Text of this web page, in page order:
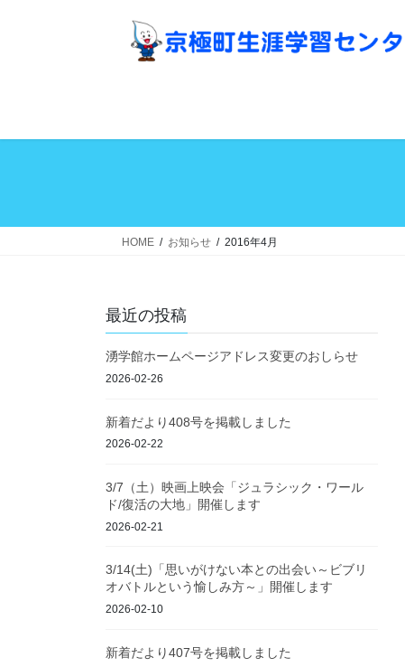
ス
ン
HOME お知らせ 2016年4月
最近の投稿
湧学館ホームページアドレス変更のおしらせ
2026-02-26
新着だより408号を掲載しました
2026-02-22
3/7（土）映画上映会「ジュラシック・ワール
ド/復活の大地」開催します
2026-02-21
3/14(土)「思いがけない本との出会い～ビブリ
オバトルという愉しみ方～」開催します
2026-02-10
新着だより407号を掲載しました